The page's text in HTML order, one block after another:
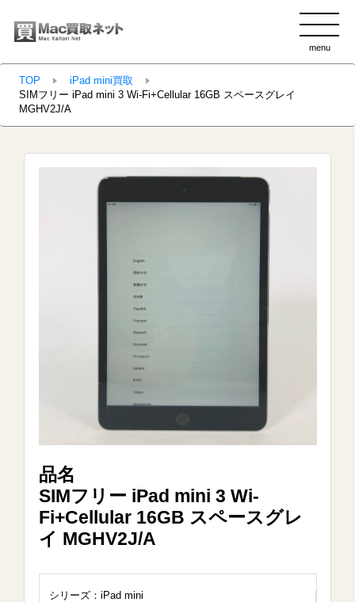
menu
TOP
iPad mini買取
SIMフリー iPad mini 3 Wi-Fi+Cellular 16GB スペースグレイ
MGHV2J/A
品名
SIMフリー iPad mini 3 Wi-
Fi+Cellular 16GB スペースグレ
イ MGHV2J/A
シリーズ：iPad mini